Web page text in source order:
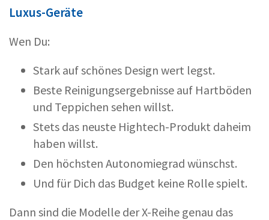
Luxus-Geräte
Wen Du:
Stark auf schönes Design wert legst.
Beste Reinigungsergebnisse auf Hartböden
und Teppichen sehen willst.
Stets das neuste Hightech-Produkt daheim
haben willst.
Den höchsten Autonomiegrad wünschst.
Und für Dich das Budget keine Rolle spielt.
Dann sind die Modelle der X-Reihe genau das